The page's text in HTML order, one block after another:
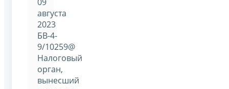
августа
2023
БВ-4-
9/10259@
Налоговый
орган,
вынесший